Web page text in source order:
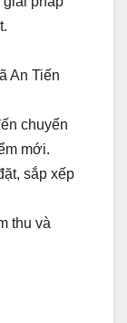
An Tiến
chuyển
mới.
sắp xếp
thu và